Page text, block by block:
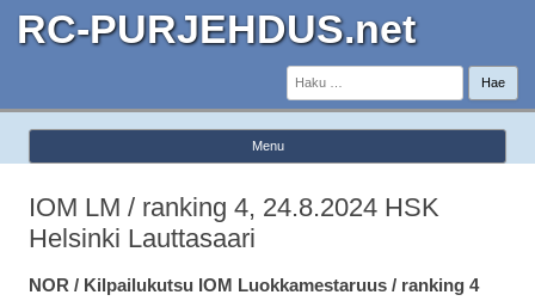
RC-PURJEHDUS.net
Haku:
Menu
IOM LM / ranking 4, 24.8.2024 HSK
Helsinki Lauttasaari
NOR / Kilpailukutsu IOM Luokkamestaruus / ranking 4